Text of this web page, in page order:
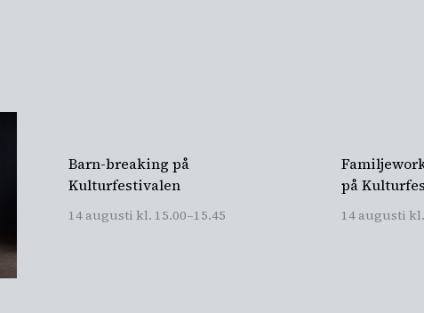
Barn-breaking på
Kulturfestivalen
14 augusti kl. 15.00–15.45
på
14 augusti